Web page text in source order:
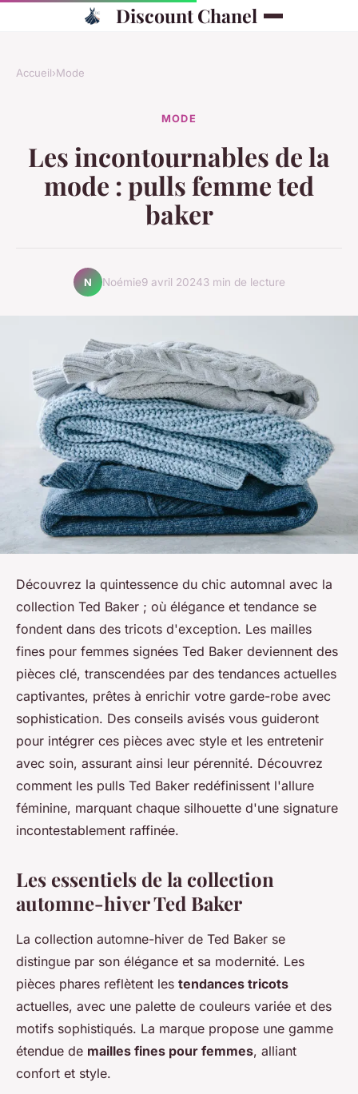
Discount Chanel
Accueil›Mode
MODE
Les incontournables de la
mode : pulls femme ted
baker
N Noémie9 avril 20243 min de lecture
Découvrez la quintessence du chic automnal avec la
collection Ted Baker ; où élégance et tendance se
fondent dans des tricots d'exception. Les mailles
fines pour femmes signées Ted Baker deviennent des
pièces clé, transcendées par des tendances actuelles
captivantes, prêtes à enrichir votre garde-robe avec
sophistication. Des conseils avisés vous guideront
pour intégrer ces pièces avec style et les entretenir
avec soin, assurant ainsi leur pérennité. Découvrez
comment les pulls Ted Baker redéfinissent l'allure
féminine, marquant chaque silhouette d'une signature
incontestablement raffinée.
Les essentiels de la collection
automne-hiver Ted Baker
La collection automne-hiver de Ted Baker se
distingue par son élégance et sa modernité. Les
pièces phares reflètent les tendances tricots
actuelles, avec une palette de couleurs variée et des
motifs sophistiqués. La marque propose une gamme
étendue de mailles fines pour femmes, alliant
confort et style.